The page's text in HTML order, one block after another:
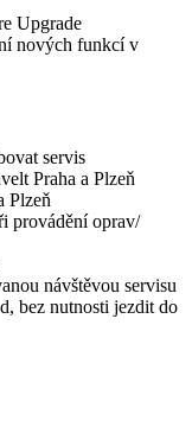
Upgrade
nových funkcí v
servis
Praha a Plzeň
Plzeň
provádění oprav/
návštěvou servisu
bez nutnosti jezdit do